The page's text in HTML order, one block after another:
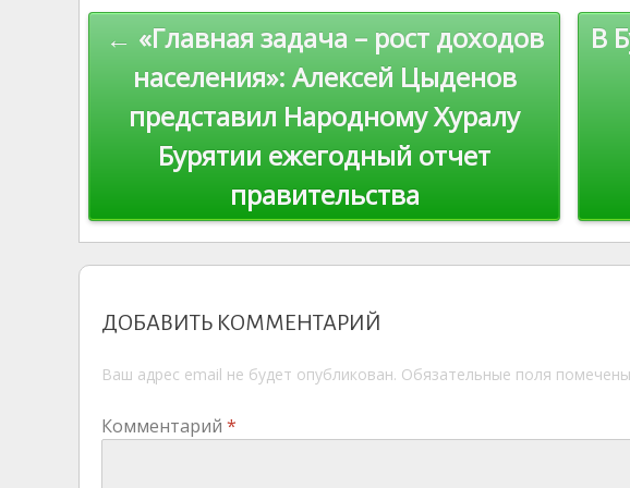
s
ni
ki
n
al
p
Навигация
записям
В
← «Главная задача – рост доходов
населения»: Алексей Цыденов
представил Народному Хуралу
Бурятии ежегодный отчет
правительства
ДОБАВИТЬ КОММЕНТАРИЙ
Ваш адрес email не будет опубликован. Обязательные поля помечены
Комментарий *